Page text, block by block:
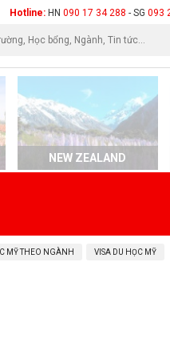
Hotline: HN 090 17 34 288 - SG 093
NEW ZEALAND
MỸ THEO NGÀNH VISA DU HỌC MỸ